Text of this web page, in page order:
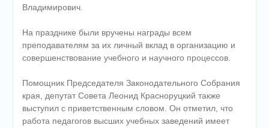
Владимирович.
На празднике были вручены награды всем
преподавателям за их личный вклад в организацию и
совершенствование учебного и научного процессов.
Помощник Председателя Законодательного Собрания
края, депутат Совета Леонид Красноруцкий также
выступил с приветственным словом. Он отметил, что
работа педагогов высших учебных заведений имеет